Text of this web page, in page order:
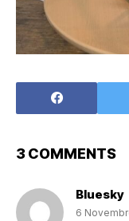
3 COMMENTS
Bluesky
6